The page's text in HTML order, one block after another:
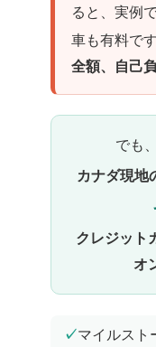
ると、実例
車も有料で
全額、自己
でも
カナダ現地
クレジット
オ
✓マイルスト